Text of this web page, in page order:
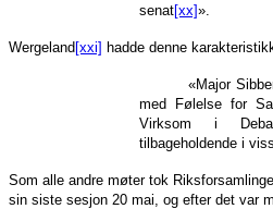
senat[xx]».
Wergeland [xxi] hadde denne
«Major Sibbern.
med Følelse for
Virksom i
tilbageholdende i
Som alle andre møter tok
sin siste sesjon 20 mai, og efter det var